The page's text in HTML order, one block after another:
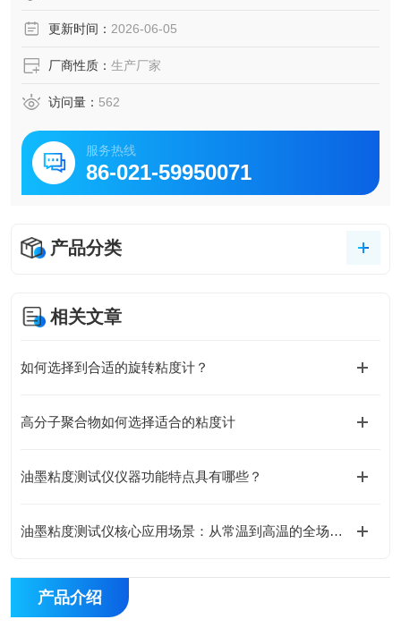
更新时间： 2026-06-05
厂商性质： 生产厂家
访问量： 562
服务热线
86-021-59950071
产品分类
相关文章
如何选择到合适的旋转粘度计？
高分子聚合物如何选择适合的粘度计
油墨粘度测试仪仪器功能特点具有哪些？
油墨粘度测试仪核心应用场景：从常温到高温的全场景覆盖
产品介绍